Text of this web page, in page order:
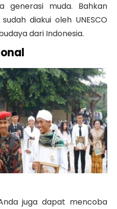
generasi muda. Bahkan
diakui oleh UNESCO
dari Indonesia.
juga dapat mencoba